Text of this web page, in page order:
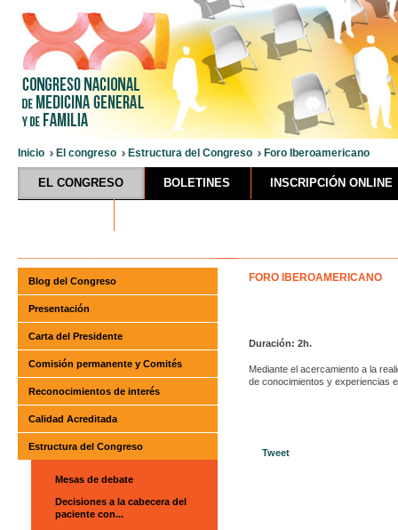
Inicio El congreso Estructura del Congreso Foro Iberoamericano
EL CONGRESO BOLETINES INSCRIPCIÓN ONLINE
FORO IBEROAMERICANO
Duración: 2h.
Mediante el acercamiento a la
de conocimientos y experiencias
Tweet
Blog del Congreso
Presentación
Carta del Presidente
Comisión permanente y Comités
Reconocimientos de interés
Calidad Acreditada
Estructura del Congreso
Mesas de debate
Decisiones a la cabecera del
paciente con...